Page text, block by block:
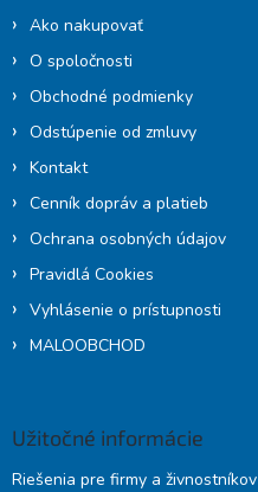
Ako nakupovať
O spoločnosti
Obchodné podmienky
Odstúpenie od zmluvy
Kontakt
Cenník dopráv a platieb
Ochrana osobných údajov
Pravidlá Cookies
Vyhlásenie o prístupnosti
MALOOBCHOD
Užitočné informácie
Riešenia pre firmy a živnostníkov